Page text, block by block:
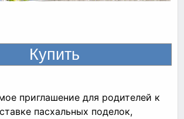
приглашение для родителей к
пасхальных поделок,